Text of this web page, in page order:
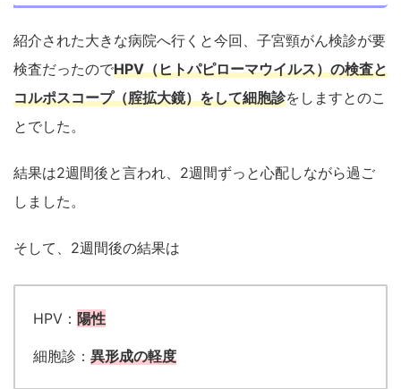
紹介された大きな病院へ行くと今回、子宮頸がん検診が要
検査だったのでHPV（ヒトパピローマウイルス）の検査と
コルポスコープ（腟拡大鏡）をして細胞診をしますとのこ
とでした。
結果は2週間後と言われ、2週間ずっと心配しながら過ご
しました。
そして、2週間後の結果は
HPV： 陽性
細胞診： 異形成の軽度